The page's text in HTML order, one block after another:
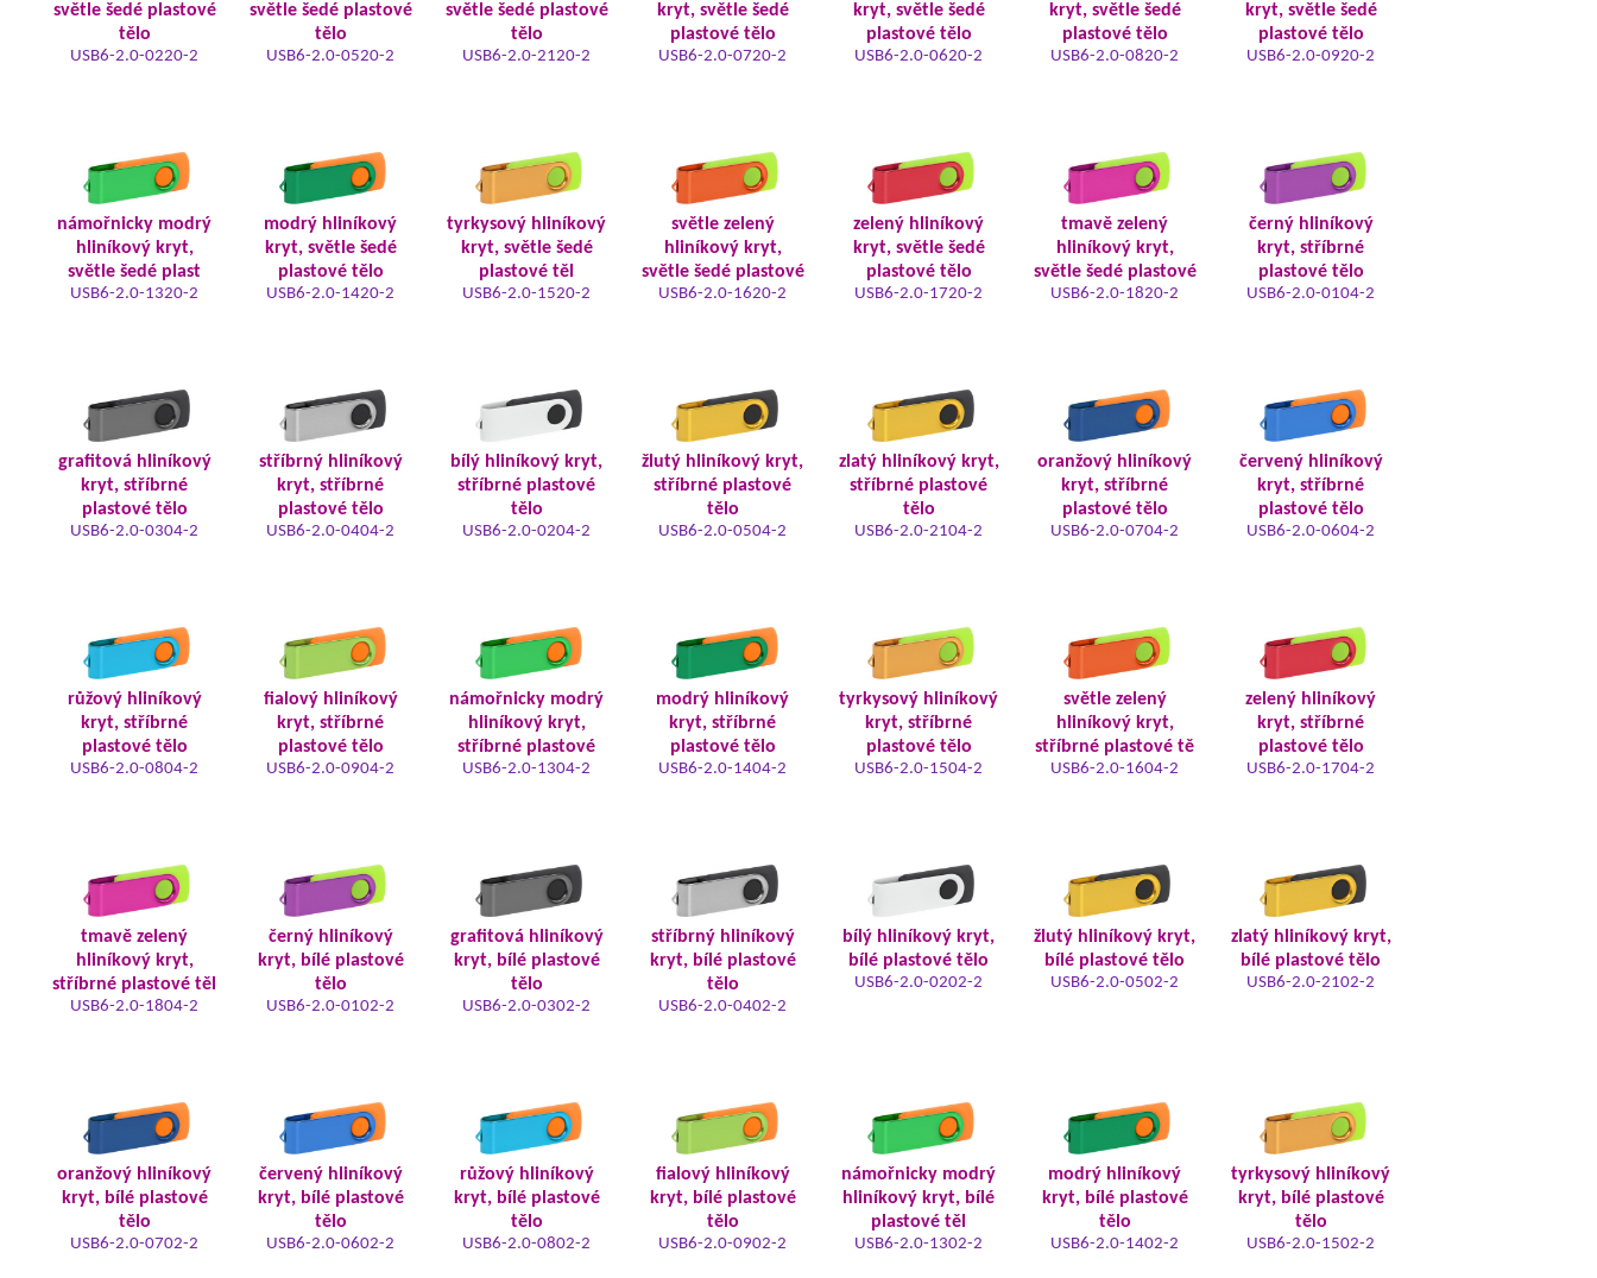
světle šedé plastové
tělo
USB6-2.0-0220-2
světle šedé plastové
tělo
USB6-2.0-0520-2
světle šedé plastové
tělo
USB6-2.0-2120-2
kryt, světle šedé
plastové tělo
USB6-2.0-0720-2
kryt, světle šedé
plastové tělo
USB6-2.0-0620-2
kryt, světle šedé
plastové tělo
USB6-2.0-0820-2
kryt, světle šedé
plastové tělo
USB6-2.0-0920-2
námořnicky modrý
hliníkový kryt,
světle šedé plast
USB6-2.0-1320-2
modrý hliníkový
kryt, světle šedé
plastové tělo
USB6-2.0-1420-2
tyrkysový hliníkový
kryt, světle šedé
plastové těl
USB6-2.0-1520-2
světle zelený
hliníkový kryt,
světle šedé plastové
USB6-2.0-1620-2
zelený hliníkový
kryt, světle šedé
plastové tělo
USB6-2.0-1720-2
tmavě zelený
hliníkový kryt,
světle šedé plastové
USB6-2.0-1820-2
černý hliníkový
kryt, stříbrné
plastové tělo
USB6-2.0-0104-2
grafitová hliníkový
kryt, stříbrné
plastové tělo
USB6-2.0-0304-2
stříbrný hliníkový
kryt, stříbrné
plastové tělo
USB6-2.0-0404-2
bílý hliníkový kryt,
stříbrné plastové
tělo
USB6-2.0-0204-2
žlutý hliníkový kryt,
stříbrné plastové
tělo
USB6-2.0-0504-2
zlatý hliníkový kryt,
stříbrné plastové
tělo
USB6-2.0-2104-2
oranžový hliníkový
kryt, stříbrné
plastové tělo
USB6-2.0-0704-2
červený hliníkový
kryt, stříbrné
plastové tělo
USB6-2.0-0604-2
růžový hliníkový
kryt, stříbrné
plastové tělo
USB6-2.0-0804-2
fialový hliníkový
kryt, stříbrné
plastové tělo
USB6-2.0-0904-2
námořnicky modrý
hliníkový kryt,
stříbrné plastové
USB6-2.0-1304-2
modrý hliníkový
kryt, stříbrné
plastové tělo
USB6-2.0-1404-2
tyrkysový hliníkový
kryt, stříbrné
plastové tělo
USB6-2.0-1504-2
světle zelený
hliníkový kryt,
stříbrné plastové tě
USB6-2.0-1604-2
zelený hliníkový
kryt, stříbrné
plastové tělo
USB6-2.0-1704-2
tmavě zelený
hliníkový kryt,
stříbrné plastové těl
USB6-2.0-1804-2
černý hliníkový
kryt, bílé plastové
tělo
USB6-2.0-0102-2
grafitová hliníkový
kryt, bílé plastové
tělo
USB6-2.0-0302-2
stříbrný hliníkový
kryt, bílé plastové
tělo
USB6-2.0-0402-2
bílý hliníkový kryt,
bílé plastové tělo
USB6-2.0-0202-2
žlutý hliníkový kryt,
bílé plastové tělo
USB6-2.0-0502-2
zlatý hliníkový kryt,
bílé plastové tělo
USB6-2.0-2102-2
oranžový hliníkový
kryt, bílé plastové
tělo
USB6-2.0-0702-2
červený hliníkový
kryt, bílé plastové
tělo
USB6-2.0-0602-2
růžový hliníkový
kryt, bílé plastové
tělo
USB6-2.0-0802-2
fialový hliníkový
kryt, bílé plastové
tělo
USB6-2.0-0902-2
námořnicky modrý
hliníkový kryt, bílé
plastové těl
USB6-2.0-1302-2
modrý hliníkový
kryt, bílé plastové
tělo
USB6-2.0-1402-2
tyrkysový hliníkový
kryt, bílé plastové
tělo
USB6-2.0-1502-2